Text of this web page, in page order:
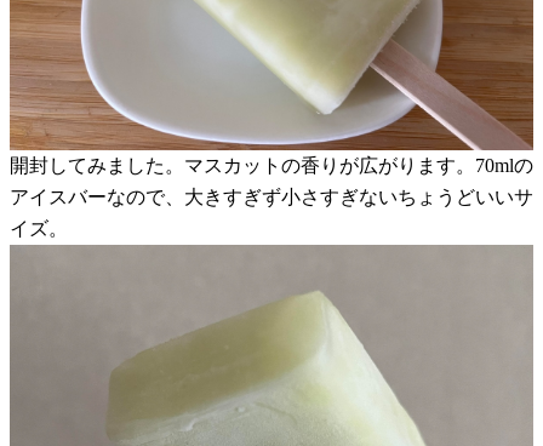
開封してみました。マスカットの香りが広がります。70mlの
アイスバーなので、大きすぎず小さすぎないちょうどいいサ
イズ。